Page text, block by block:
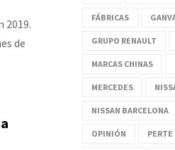
2019.
de
FÁBRICAS
GRUPO RENAULT
MARCAS CHINAS
MERCEDES
NISSAN BARCELONA
OPINIÓN PERTE